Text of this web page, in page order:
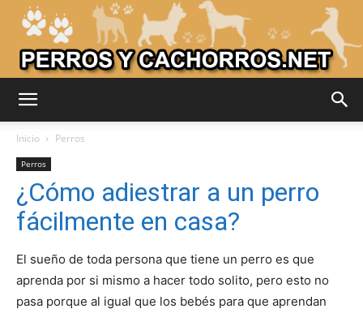
Perros
–
Inicio Perros
Perros
¿Cómo adiestrar a un perro
fácilmente en casa?
El sueño de toda persona que tiene un perro es que
aprenda por si mismo a hacer todo solito, pero esto no
pasa porque al igual que los bebés para que aprendan